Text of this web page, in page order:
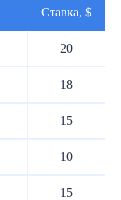
Ставка, $
20
18
15
10
15